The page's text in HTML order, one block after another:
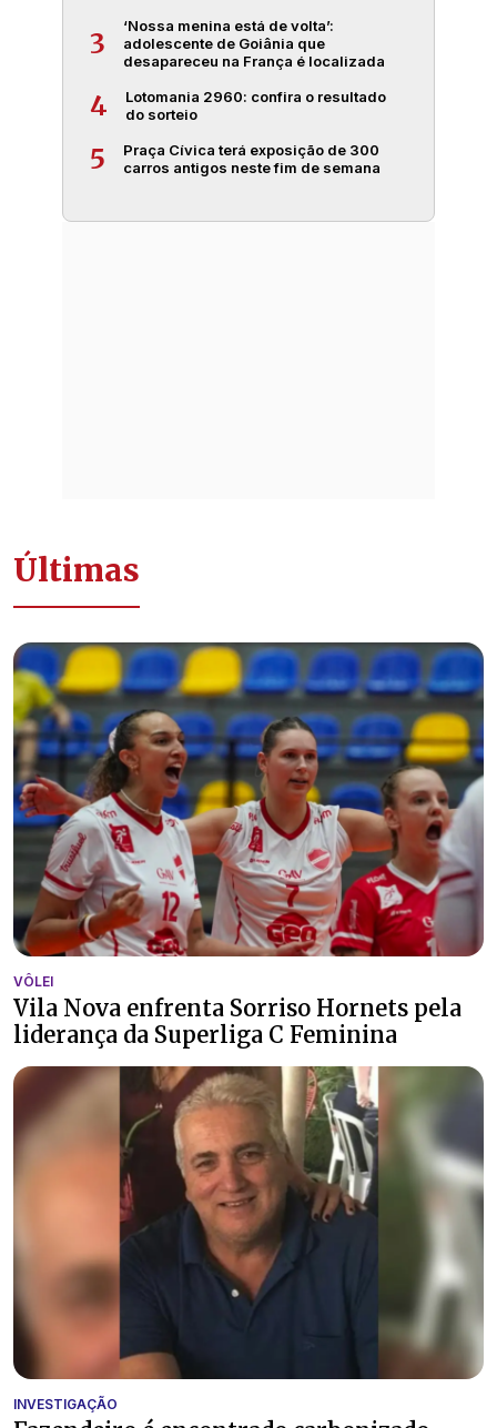
3
‘Nossa menina está de volta’:
adolescente de Goiânia que
desapareceu na França é localizada
4
Lotomania 2960: confira o resultado
do sorteio
5
Praça Cívica terá exposição de 300
carros antigos neste fim de semana
Últimas
VÔLEI
Vila Nova enfrenta Sorriso Hornets pela
liderança da Superliga C Feminina
INVESTIGAÇÃO